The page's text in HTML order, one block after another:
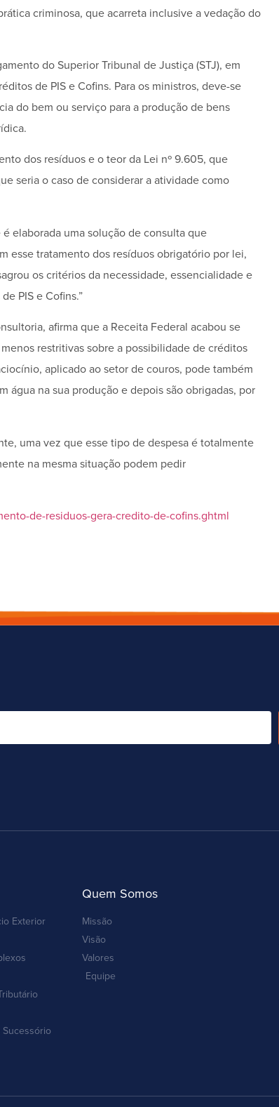
criminosa, que acarreta inclusive a vedação do
do Superior Tribunal de Justiça (STJ), em
de PIS e Cofins. Para os ministros, deve-se
do bem ou serviço para a produção de bens
dos resíduos e o teor da Lei nº 9.605, que
seria o caso de considerar a atividade como
elaborada uma solução de consulta que
esse tratamento dos resíduos obrigatório por lei,
os critérios da necessidade, essencialidade e
PIS e Cofins.”
afirma que a Receita Federal acabou se
restritivas sobre a possibilidade de créditos
aplicado ao setor de couros, pode também
água na sua produção e depois são obrigadas, por
uma vez que esse tipo de despesa é totalmente
na mesma situação podem pedir
de-residuos-gera-credito-de-cofins.ghtml
Exterior
Sucessório
Quem Somos
Missão
Visão
Valores
Equipe